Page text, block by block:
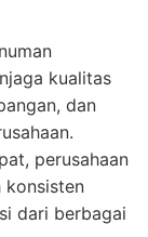
kualitas
dan
perusahaan
konsisten
dari berbagai